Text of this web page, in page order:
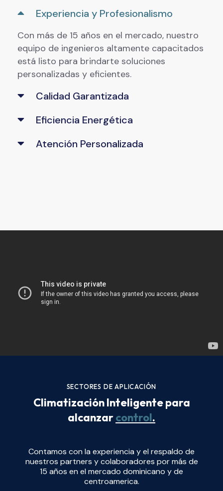
Experiencia y Profesionalismo
Con más de 15 años en el mercado, nuestro
equipo de ingenieros altamente capacitados
está listo para brindarte soluciones
personalizadas y eficientes.
Calidad Garantizada
Eficiencia Energética
Atención Personalizada
SECTORES DE APLICACIÓN
Climatización Inteligente para
alcanzarcontrol 360
Contamos con la experiencia y el respaldo de
nuestros partners y colaboradores por más de
15 años en el mercado dominicano y de
centroamerica.